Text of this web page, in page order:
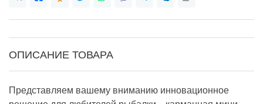
ОПИСАНИЕ ТОВАРА
Представляем вашему вниманию инновационное